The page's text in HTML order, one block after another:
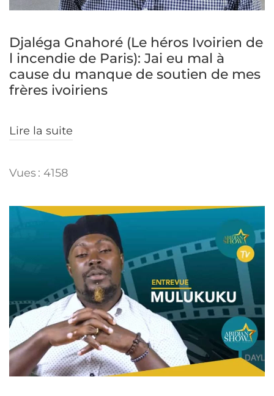
Djaléga Gnahoré (Le héros Ivoirien de
l incendie de Paris): Jai eu mal à
cause du manque de soutien de mes
frères ivoiriens
Lire la suite
Vues : 4158